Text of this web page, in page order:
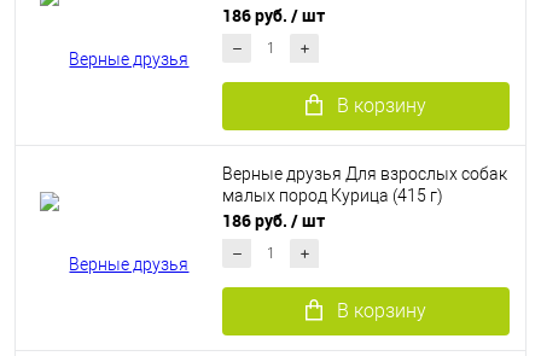
г)
186 руб. / шт
В корзину
Верные друзья Для взрослых собак
малых пород Курица (415 г)
186 руб. / шт
В корзину